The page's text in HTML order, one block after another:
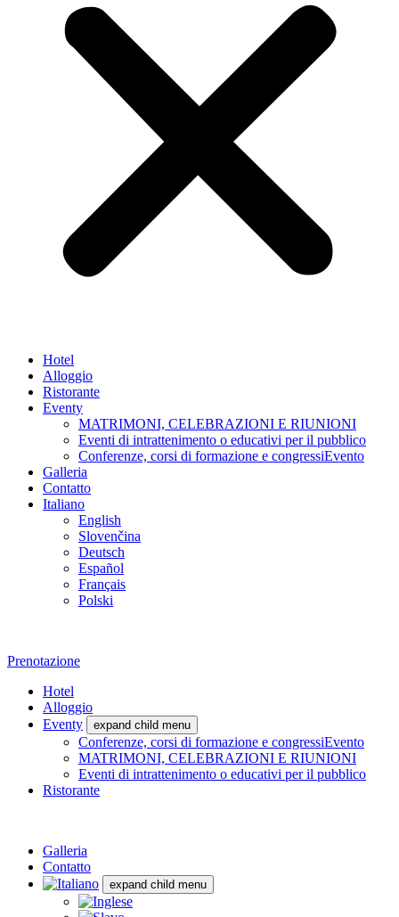
Hotel
Alloggio
Ristorante
Eventy
MATRIMONI, CELEBRAZIONI E RIUNIONI
Eventi di intrattenimento o educativi per il pubblico
Conferenze, corsi di formazione e congressiEvento
Galleria
Contatto
Italiano
English
Slovenčina
Deutsch
Español
Français
Polski
Prenotazione
Hotel
Alloggio
Eventy
expand child menu
Conferenze, corsi di formazione e congressiEvento
MATRIMONI, CELEBRAZIONI E RIUNIONI
Eventi di intrattenimento o educativi per il pubblico
Ristorante
Galleria
Contatto
expand child menu